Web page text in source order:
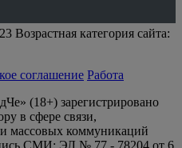
категория сайта:
соглашение Работа
(18+) зарегистрировано
в сфере связи,
массовых коммуникаций
СМИ: ЭЛ № 77 - 78204 от 6